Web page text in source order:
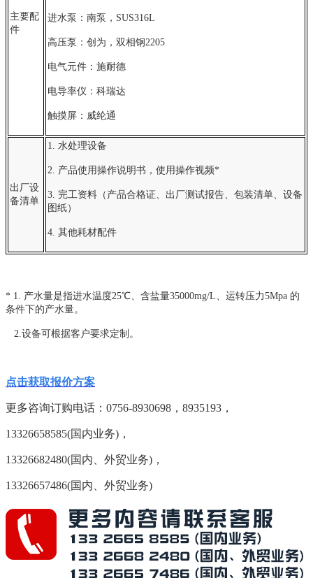
主要配
件
进水泵：南泵，SUS316L
高压泵：创为，双相钢2205
电气元件：施耐德
电导率仪：科瑞达
触摸屏：威纶通
出厂设
备清单
1. 水处理设备
2. 产品使用操作说明书，使用操作视频*
3. 完工资料（产品合格证、出厂测试报告、包装清单、设备
图纸）
4. 其他耗材配件
* 1. 产水量是指进水温度25℃、含盐量35000mg/L、运转压力5Mpa 的
条件下的产水量。
2.设备可根据客户要求定制。
点击获取报价方案
更多咨询订购电话： 0756-8930698，8935193，
13326658585(国内业务)，
13326682480(国内、外贸业务)，
13326657486(国内、外贸业务)